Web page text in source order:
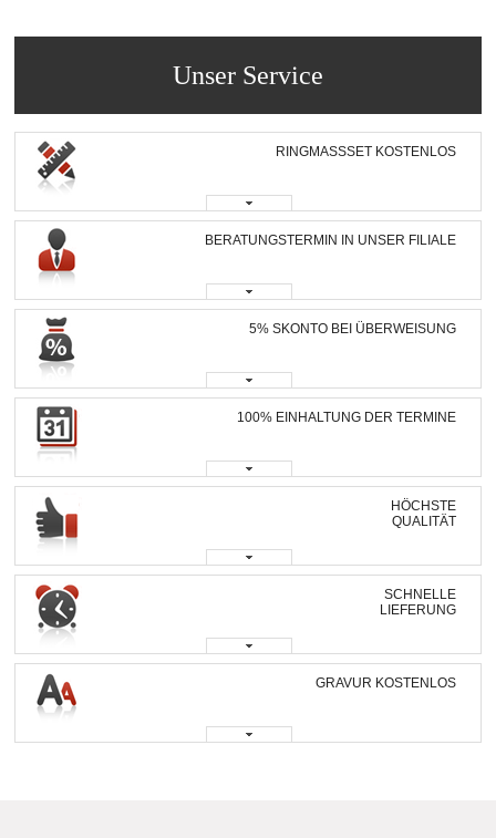
Unser Service
RINGMASSSET KOSTENLOS
BERATUNGSTERMIN IN UNSER FILIALE
5% SKONTO BEI ÜBERWEISUNG
100% EINHALTUNG DER TERMINE
HÖCHSTE
QUALITÄT
SCHNELLE
LIEFERUNG
GRAVUR KOSTENLOS